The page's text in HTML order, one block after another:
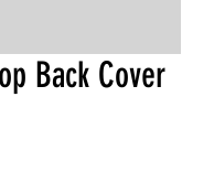
Back Cover